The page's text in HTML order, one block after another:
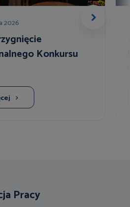
2026
Konkursu
Pracy